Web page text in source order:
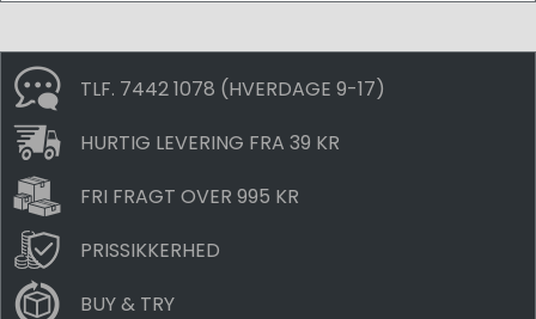
TLF. 7442 1078 (HVERDAGE 9-17)
HURTIG LEVERING FRA 39 KR
FRI FRAGT OVER 995 KR
PRISSIKKERHED
BUY & TRY